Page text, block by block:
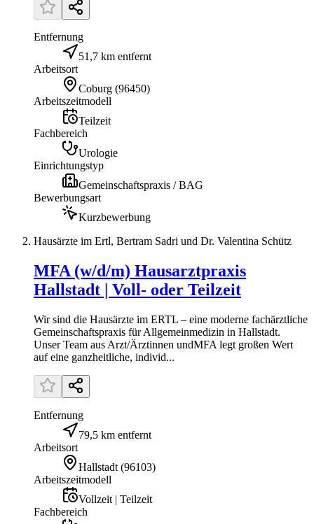
Entfernung
51,7 km entfernt
Arbeitsort
Coburg (96450)
Arbeitszeitmodell
Teilzeit
Fachbereich
Urologie
Einrichtungstyp
Gemeinschaftspraxis / BAG
Bewerbungsart
Kurzbewerbung
Hausärzte im Ertl, Bertram Sadri und Dr. Valentina Schütz
MFA (w/d/m) Hausarztpraxis
Hallstadt | Voll- oder Teilzeit
Wir sind die Hausärzte im ERTL – eine moderne fachärztliche
Gemeinschaftspraxis für Allgemeinmedizin in Hallstadt.
Unser Team aus Arzt/Ärztinnen undMFA legt großen Wert
auf eine ganzheitliche, individ...
Entfernung
79,5 km entfernt
Arbeitsort
Hallstadt (96103)
Arbeitszeitmodell
Vollzeit | Teilzeit
Fachbereich